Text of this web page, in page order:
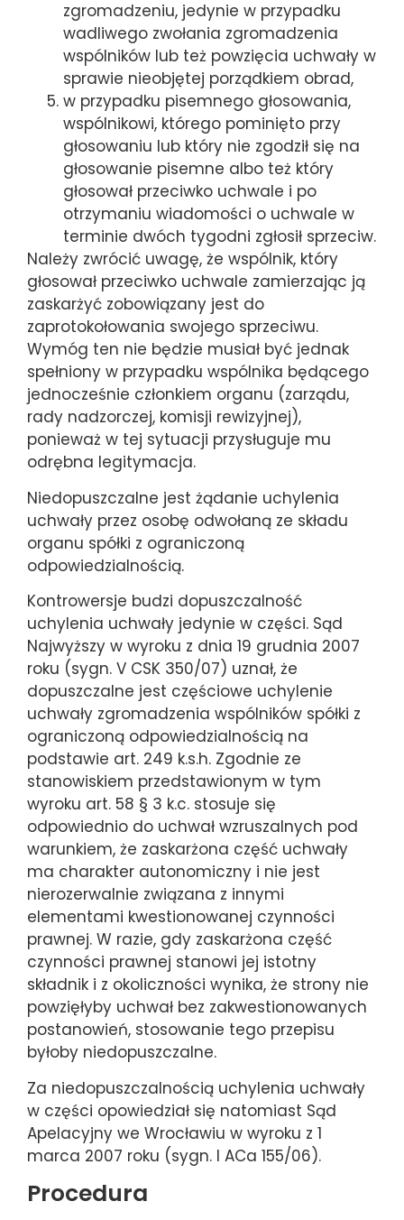
zgromadzeniu, jedynie w przypadku
wadliwego zwołania zgromadzenia
wspólników lub też powzięcia uchwały w
sprawie nieobjętej porządkiem obrad,
w przypadku pisemnego głosowania,
wspólnikowi, którego pominięto przy
głosowaniu lub który nie zgodził się na
głosowanie pisemne albo też który
głosował przeciwko uchwale i po
otrzymaniu wiadomości o uchwale w
terminie dwóch tygodni zgłosił sprzeciw.
Należy zwrócić uwagę, że wspólnik, który
głosował przeciwko uchwale zamierzając ją
zaskarżyć zobowiązany jest do
zaprotokołowania swojego sprzeciwu.
Wymóg ten nie będzie musiał być jednak
spełniony w przypadku wspólnika będącego
jednocześnie członkiem organu (zarządu,
rady nadzorczej, komisji rewizyjnej),
ponieważ w tej sytuacji przysługuje mu
odrębna legitymacja.
Niedopuszczalne jest żądanie uchylenia
uchwały przez osobę odwołaną ze składu
organu spółki z ograniczoną
odpowiedzialnością.
Kontrowersje budzi dopuszczalność
uchylenia uchwały jedynie w części. Sąd
Najwyższy w wyroku z dnia 19 grudnia 2007
roku (sygn. V CSK 350/07) uznał, że
dopuszczalne jest częściowe uchylenie
uchwały zgromadzenia wspólników spółki z
ograniczoną odpowiedzialnością na
podstawie art. 249 k.s.h. Zgodnie ze
stanowiskiem przedstawionym w tym
wyroku art. 58 § 3 k.c. stosuje się
odpowiednio do uchwał wzruszalnych pod
warunkiem, że zaskarżona część uchwały
ma charakter autonomiczny i nie jest
nierozerwalnie związana z innymi
elementami kwestionowanej czynności
prawnej. W razie, gdy zaskarżona część
czynności prawnej stanowi jej istotny
składnik i z okoliczności wynika, że strony nie
powzięłyby uchwał bez zakwestionowanych
postanowień, stosowanie tego przepisu
byłoby niedopuszczalne.
Za niedopuszczalnością uchylenia uchwały
w części opowiedział się natomiast Sąd
Apelacyjny we Wrocławiu w wyroku z 1
marca 2007 roku (sygn. I ACa 155/06).
Procedura